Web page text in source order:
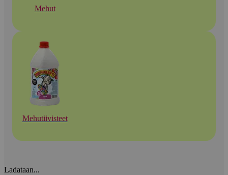
Mehut
Mehutiivisteet
Ladataan...